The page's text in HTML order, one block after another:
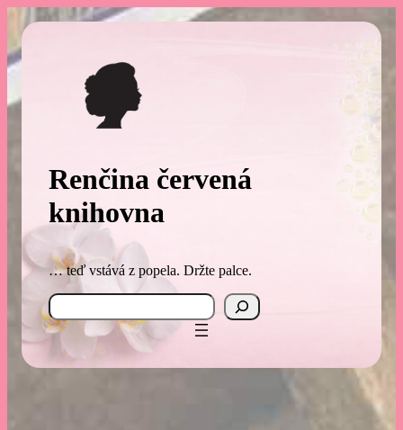
Přeskočit
obsah
Renčina červená
knihovna
… teď vstává z popela. Držte palce.
Search